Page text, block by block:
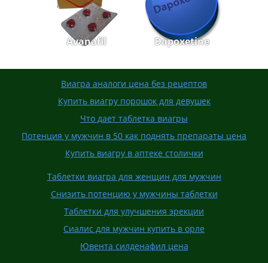
Avanafil Dapoxetine
Виагра аналоги цена без рецептов
Купить виагру порошок для девушек
Что дает таблетка виагры
Потенция у мужчин в 50 как поднять препараты цена
Купить виагру в аптеке столички
Таблетки виагра для женщин для мужчин
Снизить потенцию у мужчины таблетки
Таблетки для улучшения эрекции
Сиалис для мужчин купить в орле
Ювента силденафил цена